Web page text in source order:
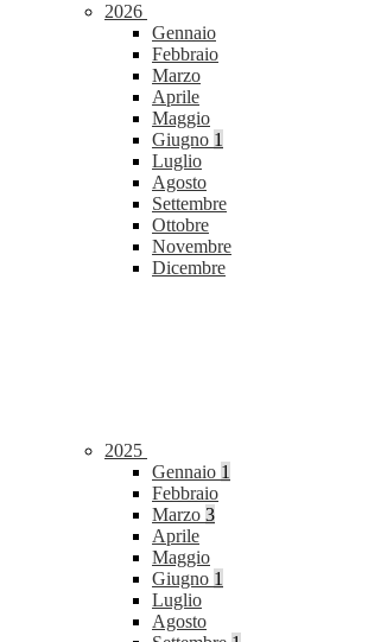
2026
Gennaio
Febbraio
Marzo
Aprile
Maggio
Giugno 1
Luglio
Agosto
Settembre
Ottobre
Novembre
Dicembre
2025
Gennaio 1
Febbraio
Marzo 3
Aprile
Maggio
Giugno 1
Luglio
Agosto